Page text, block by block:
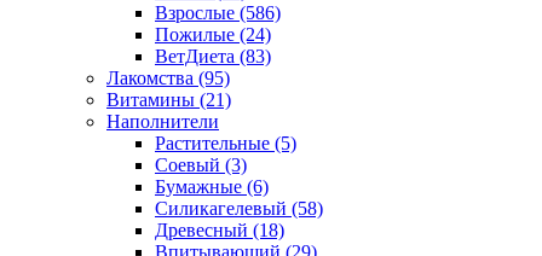
Взрослые (586)
Пожилые (24)
ВетДиета (83)
Лакомства (95)
Витамины (21)
Наполнители
Растительные (5)
Соевый (3)
Бумажные (6)
Силикагелевый (58)
Древесный (18)
Впитывающий (29)